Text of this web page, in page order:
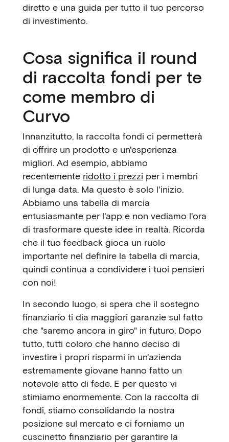
diretto e una guida per tutto il tuo percorso
di investimento.
Cosa significa il round
di raccolta fondi per te
come membro di
Curvo
Innanzitutto, la raccolta fondi ci permetterà
di offrire un prodotto e un'esperienza
migliori. Ad esempio, abbiamo
recentemente ridotto i prezzi per i membri
di lunga data. Ma questo è solo l'inizio.
Abbiamo una tabella di marcia
entusiasmante per l'app e non vediamo l'ora
di trasformare queste idee in realtà. Ricorda
che il tuo feedback gioca un ruolo
importante nel definire la tabella di marcia,
quindi continua a condividere i tuoi pensieri
con noi!
In secondo luogo, si spera che il sostegno
finanziario ti dia maggiori garanzie sul fatto
che "saremo ancora in giro" in futuro. Dopo
tutto, tutti coloro che hanno deciso di
investire i propri risparmi in un'azienda
estremamente giovane hanno fatto un
notevole atto di fede. E per questo vi
stimiamo enormemente. Con la raccolta di
fondi, stiamo consolidando la nostra
posizione sul mercato e ci forniamo un
cuscinetto finanziario per garantire la